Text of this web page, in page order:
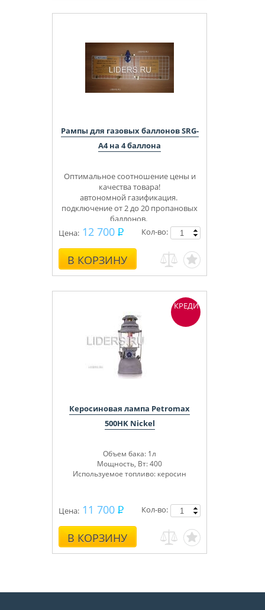
Рампы для газовых баллонов SRG-
А4 на 4 баллона
Оптимальное соотношение цены и
качества товара!
автономной газификация.
подключение от 2 до 20 пропановых
баллонов.
Укомплектуем под ключ.
Консультации, монтаж.
Цена: 12 700
В КОРЗИНУ
Кол-во:
Керосиновая лампа Petromax
500HK Nickel
Объем бака: 1л
Мощность, Вт: 400
Используемое топливо: керосин
Цена: 11 700
В КОРЗИНУ
Кол-во:
КРЕДИТ